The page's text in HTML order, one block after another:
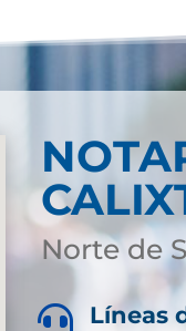
Norte de

Líneas